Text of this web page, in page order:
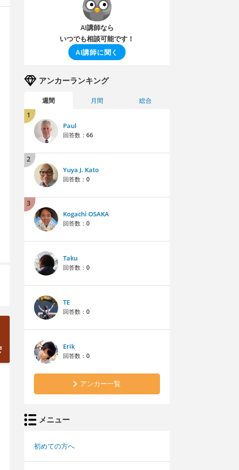
AI講師なら
いつでも相談可能です！
AI講師に聞く
アンカーランキング
週間 月間 総合
1
Paul
回答数： 66
2
Yuya J. Kato
回答数： 0
3
Kogachi OSAKA
回答数： 0
Taku
回答数： 0
TE
回答数： 0
Erik
回答数： 0
アンカー一覧
メニュー
初めての方へ